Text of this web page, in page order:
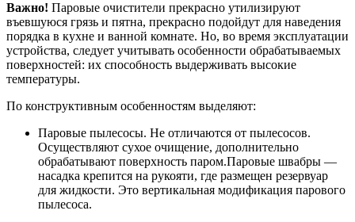
Важно! Паровые очистители прекрасно утилизируют
въевшуюся грязь и пятна, прекрасно подойдут для наведения
порядка в кухне и ванной комнате. Но, во время эксплуатации
устройства, следует учитывать особенности обрабатываемых
поверхностей: их способность выдерживать высокие
температуры.
По конструктивным особенностям выделяют:
Паровые пылесосы. Не отличаются от пылесосов.
Осуществляют сухое очищение, дополнительно
обрабатывают поверхность паром.Паровые швабры —
насадка крепится на рукояти, где размещен резервуар
для жидкости. Это вертикальная модификация парового
пылесоса.